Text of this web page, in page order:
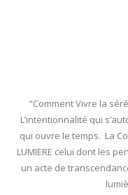
"Comment Vivre la
L’intentionnalité qui
qui ouvre le temps. La
LUMIERE celui dont les
un acte de